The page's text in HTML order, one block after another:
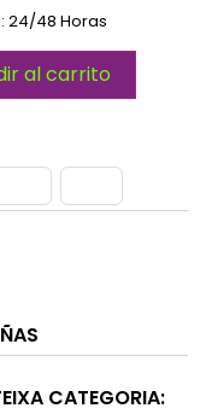
24/48 Horas
al carrito
CATEGORIA: